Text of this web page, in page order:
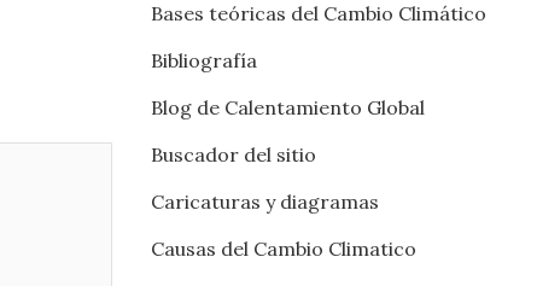
Bases teóricas del Cambio Climático
Bibliografía
Blog de Calentamiento Global
Buscador del sitio
Caricaturas y diagramas
Causas del Cambio Climatico